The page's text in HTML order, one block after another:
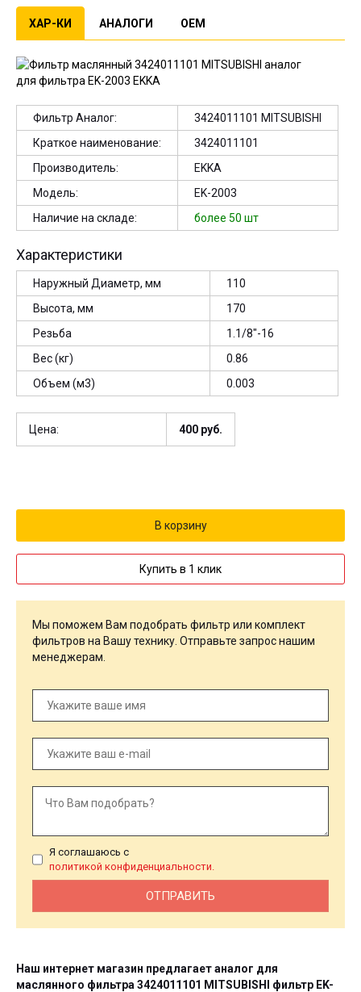
ХАР-КИ АНАЛОГИ OEM
Фильтр Аналог:
3424011101 MITSUBISHI
Краткое наименование:
3424011101
Производитель:
EKKA
Модель:
EK-2003
Наличие на складе:
более 50 шт
Характеристики
Наружный Диаметр, мм
110
Высота, мм
170
Резьба
1.1/8"-16
Вес (кг)
0.86
Объем (м3)
0.003
Цена: 400 руб.
Купить в 1 клик
Мы поможем Вам подобрать фильтр или комплект
фильтров на Вашу технику. Отправьте запрос нашим
менеджерам.
Я соглашаюсь с
политикой конфиденциальности.
Наш интернет магазин предлагает аналог для
маслянного фильтра 3424011101 MITSUBISHI фильтр EK-